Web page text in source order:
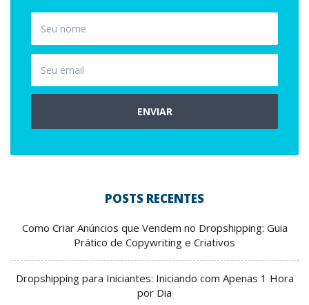
ENVIAR
POSTS RECENTES
Como Criar Anúncios que Vendem no Dropshipping: Guia
Prático de Copywriting e Criativos
Dropshipping para Iniciantes: Iniciando com Apenas 1 Hora
por Dia